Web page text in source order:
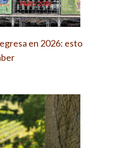
en 2026: esto